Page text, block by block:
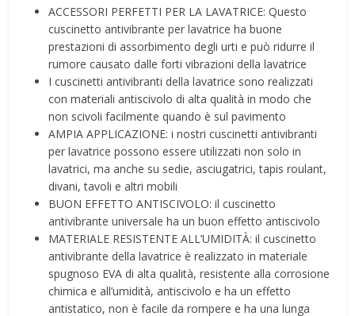
ACCESSORI PERFETTI PER LA LAVATRICE: Questo
cuscinetto antivibrante per lavatrice ha buone
prestazioni di assorbimento degli urti e può ridurre il
rumore causato dalle forti vibrazioni della lavatrice
I cuscinetti antivibranti della lavatrice sono realizzati
con materiali antiscivolo di alta qualità in modo che
non scivoli facilmente quando è sul pavimento
AMPIA APPLICAZIONE: i nostri cuscinetti antivibranti
per lavatrice possono essere utilizzati non solo in
lavatrici, ma anche su sedie, asciugatrici, tapis roulant,
divani, tavoli e altri mobili
BUON EFFETTO ANTISCIVOLO: il cuscinetto
antivibrante universale ha un buon effetto antiscivolo
MATERIALE RESISTENTE ALL’UMIDITÀ: il cuscinetto
antivibrante della lavatrice è realizzato in materiale
spugnoso EVA di alta qualità, resistente alla corrosione
chimica e all’umidità, antiscivolo e ha un effetto
antistatico, non è facile da rompere e ha una lunga